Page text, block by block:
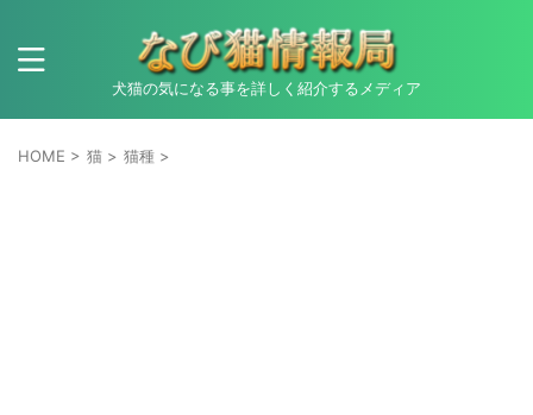
犬猫の気になる事を詳しく紹介するメディア
HOME > 猫 > 猫種 >